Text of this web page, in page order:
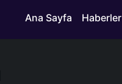
Ana Sayfa Haberler